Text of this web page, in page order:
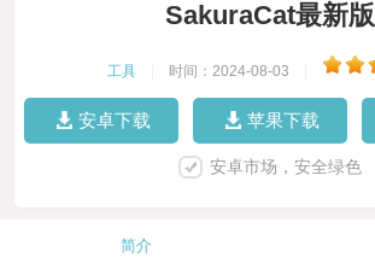
SakuraCat最新版
工具 时间：2024-08-03
安卓下载 苹果下载
安卓市场，安全绿色
简介